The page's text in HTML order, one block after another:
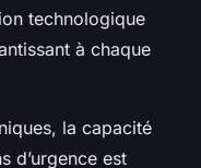
technologique
à chaque
la capacité
d’urgence est